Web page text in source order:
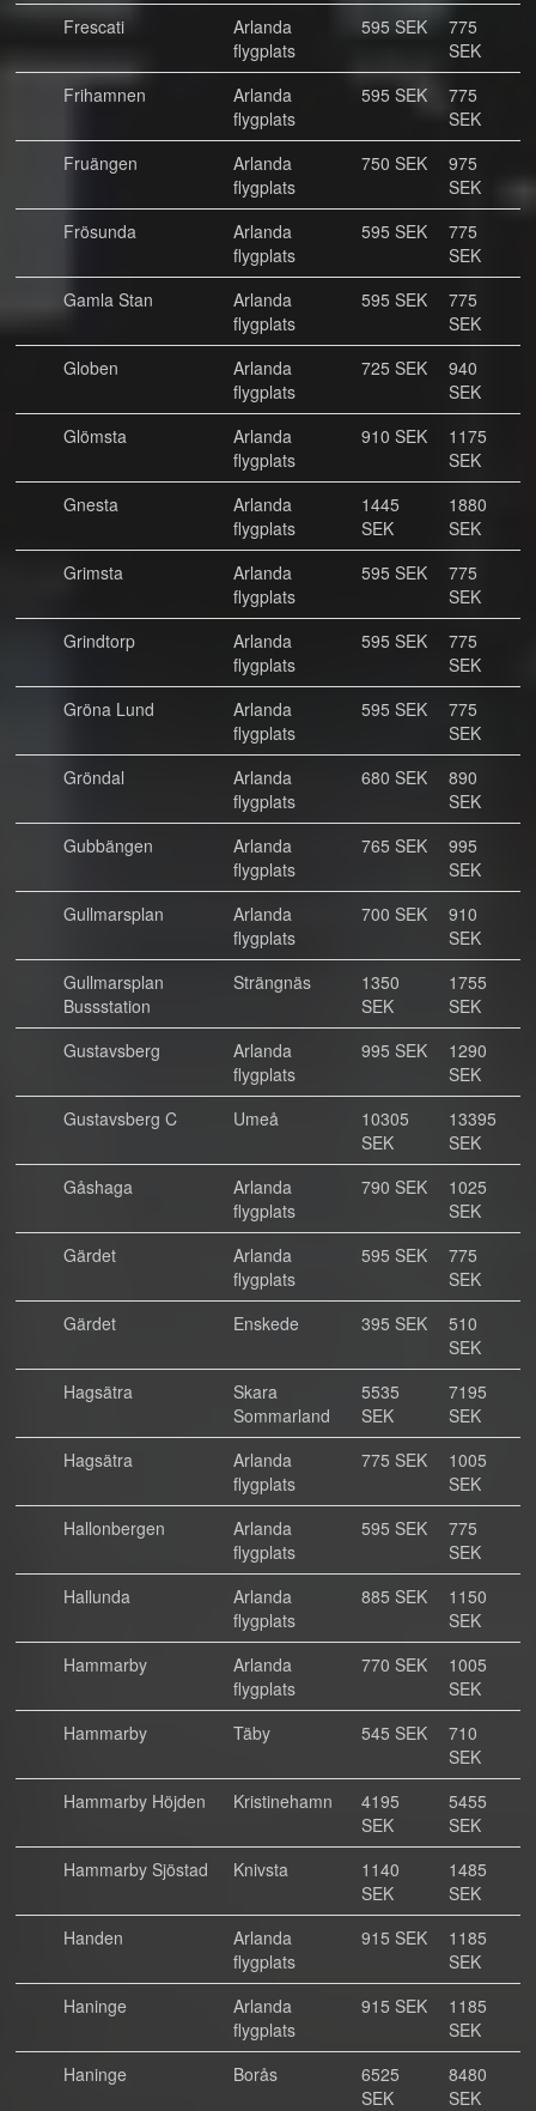
Frescati
Arlanda
flygplats
595 SEK
775
SEK
Frihamnen
Arlanda
flygplats
595 SEK
775
SEK
Fruängen
Arlanda
flygplats
750 SEK
975
SEK
Frösunda
Arlanda
flygplats
595 SEK
775
SEK
Gamla Stan
Arlanda
flygplats
595 SEK
775
SEK
Globen
Arlanda
flygplats
725 SEK
940
SEK
Glömsta
Arlanda
flygplats
910 SEK
1175
SEK
Gnesta
Arlanda
flygplats
1445
SEK
1880
SEK
Grimsta
Arlanda
flygplats
595 SEK
775
SEK
Grindtorp
Arlanda
flygplats
595 SEK
775
SEK
Gröna Lund
Arlanda
flygplats
595 SEK
775
SEK
Gröndal
Arlanda
flygplats
680 SEK
890
SEK
Gubbängen
Arlanda
flygplats
765 SEK
995
SEK
Gullmarsplan
Arlanda
flygplats
700 SEK
910
SEK
Gullmarsplan
Bussstation
Strängnäs
1350
SEK
1755
SEK
Gustavsberg
Arlanda
flygplats
995 SEK
1290
SEK
Gustavsberg C
Umeå
10305
SEK
13395
SEK
Gåshaga
Arlanda
flygplats
790 SEK
1025
SEK
Gärdet
Arlanda
flygplats
595 SEK
775
SEK
Gärdet
Enskede 395 SEK
510
SEK
Hagsätra
Skara
Sommarland
5535
SEK
7195
SEK
Hagsätra
Arlanda
flygplats
775 SEK
1005
SEK
Hallonbergen
Arlanda
flygplats
595 SEK
775
SEK
Hallunda
Arlanda
flygplats
885 SEK
1150
SEK
Hammarby
Arlanda
flygplats
770 SEK
1005
SEK
Hammarby
Täby 545 SEK
710
SEK
Hammarby Höjden
Kristinehamn
4195
SEK
5455
SEK
Hammarby Sjöstad
Knivsta
1140
SEK
1485
SEK
Handen
Arlanda
flygplats
915 SEK
1185
SEK
Haninge
Arlanda
flygplats
915 SEK
1185
SEK
Haninge
Borås
6525
SEK
8480
SEK